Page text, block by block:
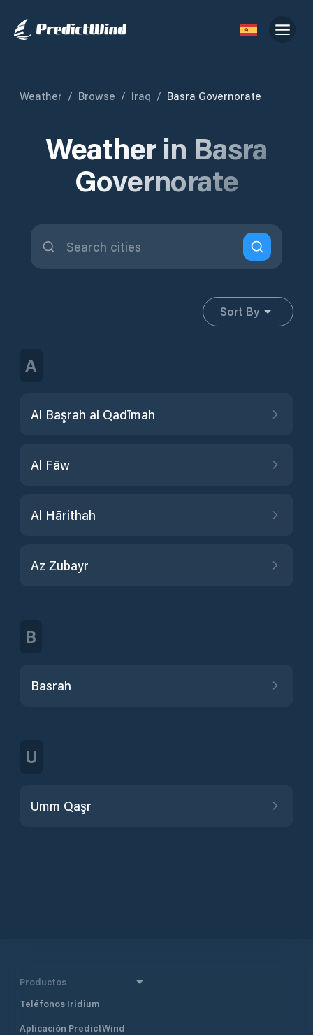
Weather / Browse / Iraq / Basra Governorate
Weather in Basra
Governorate
Sort By
A
Al Başrah al Qadīmah
Al Fāw
Al Hārithah
Az Zubayr
B
Basrah
U
Umm Qaşr
Productos
Teléfonos Iridium
Aplicación PredictWind